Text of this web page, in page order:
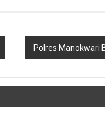
Polres Manokwari